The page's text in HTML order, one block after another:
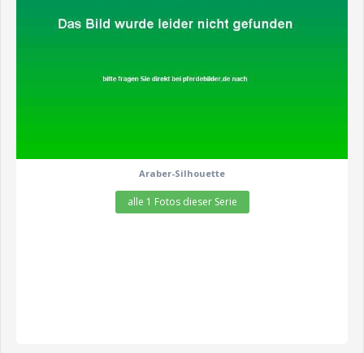
Araber-Silhouette
alle 1 Fotos dieser Serie